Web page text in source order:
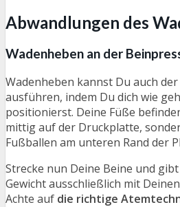
Abwandlungen des
Wadenheben an der
Wadenheben kannst Du auch der
ausführen, indem Du dich wie
positionierst. Deine Füße
mittig auf der Druckplatte,
Fußballen am unteren Rand der
Strecke nun Deine Beine und
Gewicht ausschließlich mit
Achte auf die richtige